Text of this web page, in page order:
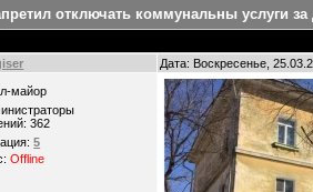
отключать коммунальны услуги за
Дата: Воскресенье,
майор
362
5
Offline